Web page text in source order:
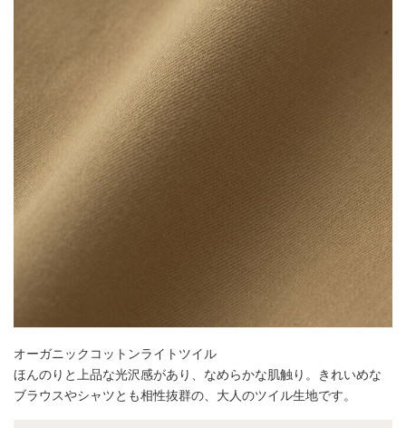
オーガニックコットンライトツイル
ほんのりと上品な光沢感があり、なめらかな肌触り。きれいめな
ブラウスやシャツとも相性抜群の、大人のツイル生地です。